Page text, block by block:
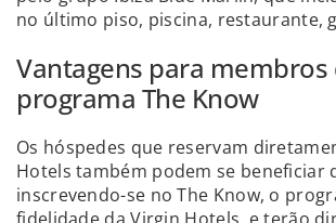
no último piso, piscina, restaurante,
Vantagens para membros
programa The Know
Os hóspedes que reservam
Hotels também podem se beneficiar
inscrevendo-se no The Know, o